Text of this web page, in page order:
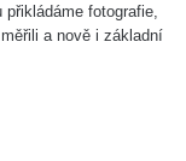
fotografie,
a nově i základní